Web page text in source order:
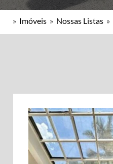
» Imóveis » Nossas Listas »